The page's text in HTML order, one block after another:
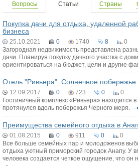
Вопросы Статьи Страны
Покупка дачи для отдыха, удаленной
бизнеса
25.10.2021 0 1740 8
0
Загородная недвижимость представлена
дачи. Планируя покупку дачного участка с
ориентироваться на бюджет, цели и другие
Отель "Ривьера". Солнечное
12.09.2017 0 723 0
0
Гостиничный комплекс «Ривьера» находится
протянулся вдоль побережья Черного меря.
Преимущества семейного отдыха в
01.08.2015 0 911 0
0
Все больше семейных пар и молодоженов
отдыха уютный приморский городок Анапу. У
человека создается четкое ощущение, что он